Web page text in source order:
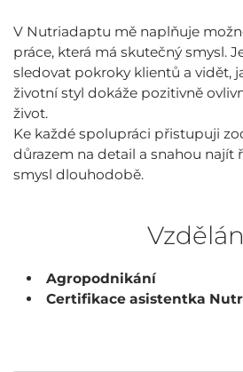
V Nutriadaptu mě naplňuje
práce, která má skutečný smysl.
sledovat pokroky klientů a vidět,
životní styl dokáže pozitivně
život.
Ke každé spolupráci přistupuji
důrazem na detail a snahou najít
smysl dlouhodobě.
Agropodnikání
Certifikace asistentka